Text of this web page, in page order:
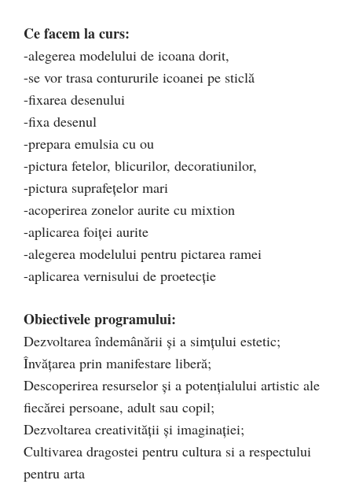
Ce facem la curs:
-alegerea modelului de icoana dorit,
-se vor trasa contururile icoanei pe sticlă
-fixarea desenului
-fixa desenul
-prepara emulsia cu ou
-pictura fetelor, blicurilor, decoratiunilor,
-pictura suprafețelor mari
-acoperirea zonelor aurite cu mixtion
-aplicarea foiței aurite
-alegerea modelului pentru pictarea ramei
-aplicarea vernisului de proetecție
Obiectivele programului:
Dezvoltarea îndemânării și a simțului estetic;
Învățarea prin manifestare liberă;
Descoperirea resurselor și a potențialului artistic ale
fiecărei persoane, adult sau copil;
Dezvoltarea creativității și imaginației;
Cultivarea dragostei pentru cultura si a respectului
pentru arta